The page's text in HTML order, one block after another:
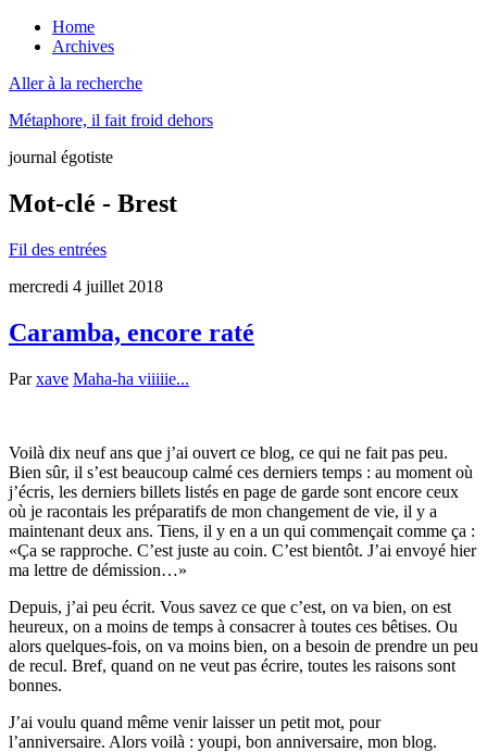
Home
Archives
Aller à la recherche
Métaphore, il fait froid dehors
journal égotiste
Mot-clé - Brest
Fil des entrées
mercredi 4 juillet 2018
Caramba, encore raté
Parxave Maha-ha viiiiie...
Voilà dix neuf ans que j’ai ouvert ce blog, ce qui ne fait pas peu.
Bien sûr, il s’est beaucoup calmé ces derniers temps : au moment où
j’écris, les derniers billets listés en page de garde sont encore ceux
où je racontais les préparatifs de mon changement de vie, il y a
maintenant deux ans. Tiens, il y en a un qui commençait comme ça :
Ça se rapproche. C’est juste au coin. C’est bientôt. J’ai envoyé hier
ma lettre de démission…
Depuis, j’ai peu écrit. Vous savez ce que c’est, on va bien, on est
heureux, on a moins de temps à consacrer à toutes ces bêtises. Ou
alors quelques-fois, on va moins bien, on a besoin de prendre un peu
de recul. Bref, quand on ne veut pas écrire, toutes les raisons sont
bonnes.
J’ai voulu quand même venir laisser un petit mot, pour
l’anniversaire. Alors voilà : youpi, bon anniversaire, mon blog.